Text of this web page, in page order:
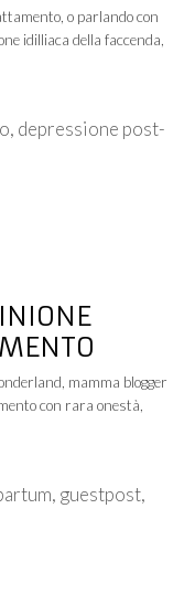
o parlando con
idilliaca della faccenda,
, depressione post-
mamma blogger
con rara onestà,
, guestpost,